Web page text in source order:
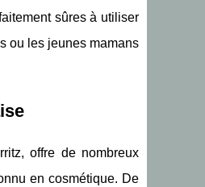
sûres à utiliser
ou les jeunes mamans
offre de nombreux
en cosmétique. De